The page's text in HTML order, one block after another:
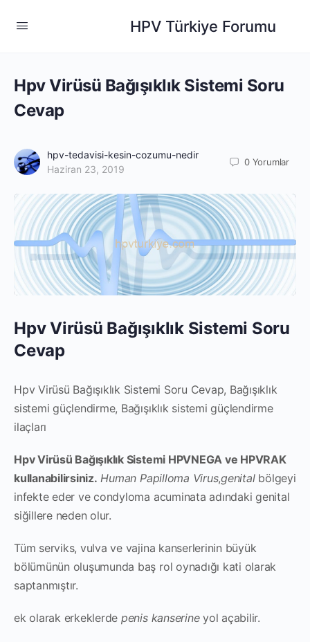
HPV Türkiye Forumu
Hpv Virüsü Bağışıklık Sistemi Soru
Cevap
hpv-tedavisi-kesin-cozumu-nedir
Haziran 23, 2019
0 Yorumlar
Hpv Virüsü Bağışıklık Sistemi Soru
Cevap
Hpv Virüsü Bağışıklık Sistemi Soru Cevap, Bağışıklık
sistemi güçlendirme, Bağışıklık sistemi güçlendirme
ilaçları
Hpv Virüsü Bağışıklık Sistemi HPVNEGA ve HPVRAK
kullanabilirsiniz. Human Papilloma Virus,genitalbölgeyi
infekte eder ve condyloma acuminata adındaki genital
siğillere neden olur.
Tüm serviks, vulva ve vajina kanserlerinin büyük
bölümünün oluşumunda baş rol oynadığı kati olarak
saptanmıştır.
ek olarak erkeklerde penis kanserineyol açabilir.